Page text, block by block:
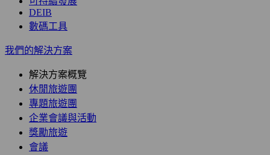
DEIB
數碼工具
我們的解決方案
解決方案概覽
休閒旅遊團
專題旅遊團
企業會議與活動
獎勵旅遊
會議